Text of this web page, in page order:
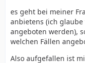
es geht bei meiner
anbietens (ich
angeboten werden),
welchen Fällen
Also aufgefallen ist